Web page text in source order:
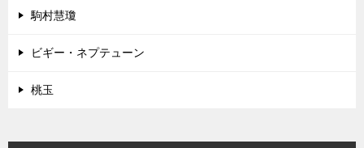
駒村慧瓊
ビギー・ネプテューン
桃玉